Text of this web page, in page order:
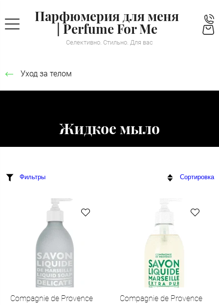
Парфюмерия для меня
| Perfume For Me
Селективно. Стильно. Для вас
Уход за телом
Жидкое мыло
Фильтры Сортировка
Compagnie de Provence
Compagnie de Provence